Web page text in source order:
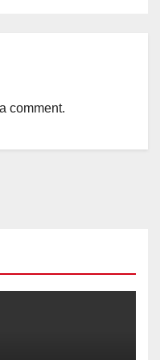
comment.